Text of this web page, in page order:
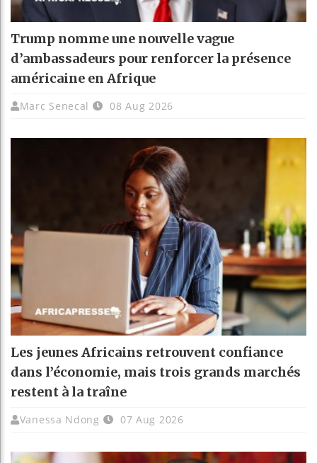
Trump nomme une nouvelle vague
d’ambassadeurs pour renforcer la présence
américaine en Afrique
Marc Senecal 08 Aug 2026
Les jeunes Africains retrouvent confiance
dans l’économie, mais trois grands marchés
restent à la traîne
Vanessa Ndong 07 Aug 2026